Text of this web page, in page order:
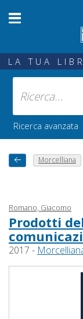
LA TUA
Ricerca avanzata
Morcelliana
Romano, Giacomo
Prodotti
2017 -